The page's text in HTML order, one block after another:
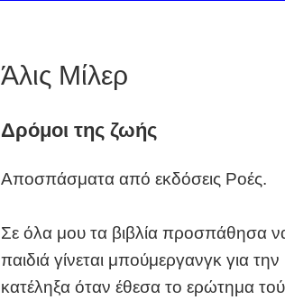
Άλις Μίλερ
Δρόμοι της ζωής
Αποσπάσματα από εκδόσεις Ροές.
Σε όλα μου τα βιβλία προσπάθησα
παιδιά γίνεται μπούμεργανγκ για
κατέληξα όταν έθεσα το ερώτημα